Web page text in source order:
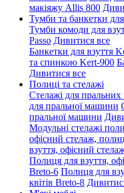
макіяжу Allis 800
Тумби та банкетки для
Тумби комоди для
Passo Дивитися все
Банкетки для взуття
та спинкою Kert-900
Дивитися все
Полиці та стелажі
Стелажі для
для пральної машини
пральної машини
Модульні стелажі
офісний стелаж,
взуття, офісний
Полиця для взуття,
Breto-6 Полиця для
квітів Breto-8